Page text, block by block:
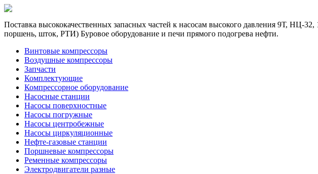
Поставка высококачественных запасных частей к насосам высокого давления 9Т,
поршень, шток, РТИ) Буровое оборудование и печи прямого подогрева нефти.
Винтовые компрессоры
Воздушные компрессоры
Запчасти
Комплектующие
Компрессорное оборудование
Насосные станции
Насосы поверхностные
Насосы погружные
Насосы центробежные
Насосы циркуляционные
Нефте-газовые станции
Поршневые компрессоры
Ременные компрессоры
Электродвигатели разные